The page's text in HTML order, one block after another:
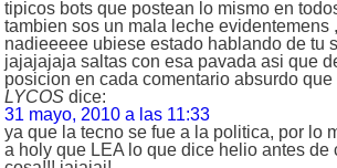
tipicos bots que postean lo mismo en
tambien sos un mala leche evidentemens
nadieeeee ubiese estado hablando de tu
jajajajaja saltas con esa pavada asi que
posicion en cada comentario absurdo que
LYCOS dice:
31 mayo, 2010 a las 11:33
ya que la tecno se fue a la politica, por lo
a holy que LEA lo que dice helio antes de